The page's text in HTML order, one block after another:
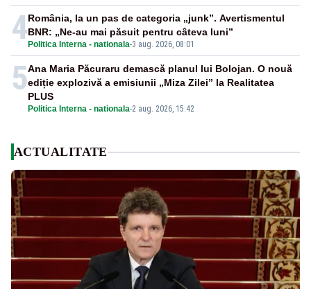
4 Politica Interna - nationala-3 aug. 2026, 08:01
România, la un pas de categoria „junk”. Avertismentul
BNR: „Ne-au mai păsuit pentru câteva luni”
5
Politica Interna - nationala-2 aug. 2026, 15:42
Ana Maria Păcuraru demască planul lui Bolojan. O nouă
ediție explozivă a emisiunii „Miza Zilei” la Realitatea
PLUS
ACTUALITATE